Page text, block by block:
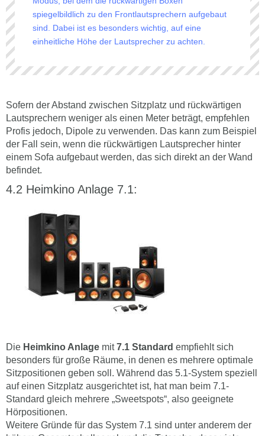
spiegelbildlich zu den Frontlautsprechern aufgebaut
sind. Dabei ist es besonders wichtig, auf eine
einheitliche Höhe der Lautsprecher zu achten.
Sofern der Abstand zwischen Sitzplatz und rückwärtigen
Lautsprechern weniger als einen Meter beträgt, empfehlen
Profis jedoch, Dipole zu verwenden. Das kann zum Beispiel
der Fall sein, wenn die rückwärtigen Lautsprecher hinter
einem Sofa aufgebaut werden, das sich direkt an der Wand
befindet.
Heimkino Anlage 7.1:
Die Heimkino Anlage mit7.1 Standard empfiehlt sich
besonders für große Räume, in denen es mehrere optimale
Sitzpositionen geben soll. Während das 5.1-System speziell
auf einen Sitzplatz ausgerichtet ist, hat man beim 7.1-
Standard gleich mehrere „Sweetspots“, also geeignete
Hörpositionen.
Weitere Gründe für das System 7.1 sind unter anderem der